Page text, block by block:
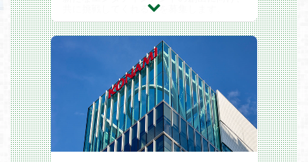
・全社共通のデータ分析システムのETL/
データパイプラインの設計、開発、保守運
用
・ゲームに関する各種イベントやキャンペ
ーンを支援するバックエンドシステムの開
★ブロックチェーンコンテンツに関する各
機能開発
■プレーヤー同士での自由なアセットの交
換や売買
■所持するアセットに、プレーヤー自身が
手を加えられる機能(ユーザーによる生成
共に挑戦してくれる方を募集します。
新規プロジェクトの推進にあたり、マネジ
メント全般と課題解決からディレクション
までをお任せします。
あなたのエンジニア経験を活かし、プロジ
ェクトを成功へ導いてください。
＜具体的な業務内容＞
・プログラムに関する内容物確認、フィー
ドバック
・制作物のUI/UXに関する技術者視点での
動作確認
・制作進行における社内調整